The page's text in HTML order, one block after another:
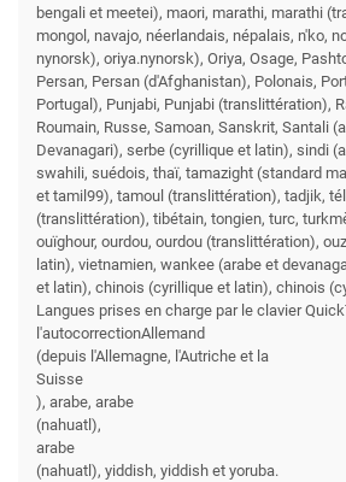
bengali et meetei), maori, marathi, marathi
mongol, navajo, néerlandais, népalais, n'ko,
nynorsk), oriya.nynorsk), Oriya, Osage,
Persan, Persan (d'Afghanistan), Polonais,
Portugal), Punjabi, Punjabi (translittération),
Roumain, Russe, Samoan, Sanskrit, Santali
Devanagari), serbe (cyrillique et latin), sindi
swahili, suédois, thaï, tamazight (standard
et tamil99), tamoul (translittération), tadjik,
(translittération), tibétain, tongien, turc,
ouïghour, ourdou, ourdou (translittération),
latin), vietnamien, wankee (arabe et
et latin), chinois (cyrillique et latin), chinois
Langues prises en charge par le clavier
l'autocorrectionAllemand
(depuis l'Allemagne, l'Autriche et la
Suisse
), arabe, arabe
(nahuatl),
arabe
(nahuatl), yiddish, yiddish et yoruba.